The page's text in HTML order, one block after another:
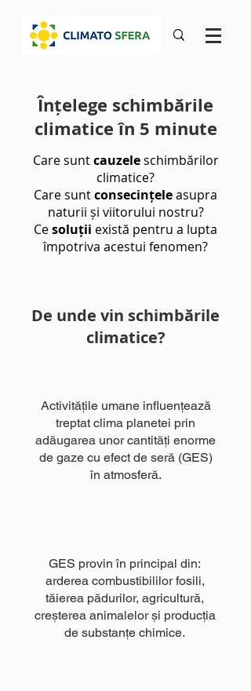
Înțelege schimbările
climatice în 5 minute
​​Care suntcauzeleschimbărilor
climatice?
Care suntconsecințeleasupra
naturii și viitorului nostru?
Cesoluții există pentru a lupta
împotriva acestui fenomen?
De unde vin schimbările
climatice?
Activitățile umane influențează
treptat clima planetei prin
adăugarea unor cantități enorme
de gaze cu efect de seră (GES)
în atmosferă.
GES provin în principal din:
arderea combustibililor fosili,
tăierea pădurilor, agricultură,
creșterea animalelor și producția
de substanțe chimice.